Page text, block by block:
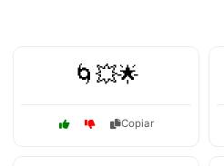
🌀💥🌟
Copiar